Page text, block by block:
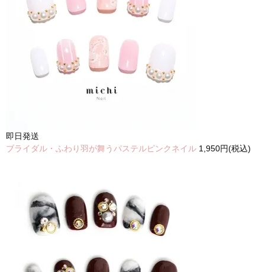
即日発送
ブライダル・ふわり羽が舞うパステルピンクネイル 1,950円(税込)